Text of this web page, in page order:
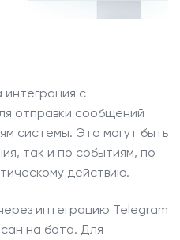
с
отправки сообщений
системы. Это могут быть
так и по событиям, по
действию.
интеграцию Telegram
на бота. Для